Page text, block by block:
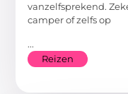
vanzelfsprekend.
camper of zelfs op
...
Reizen